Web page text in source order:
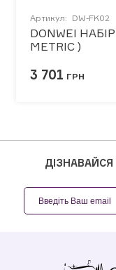
Артикул: DW-FK02
DONWEI
METRIC )
3 701 ГРН